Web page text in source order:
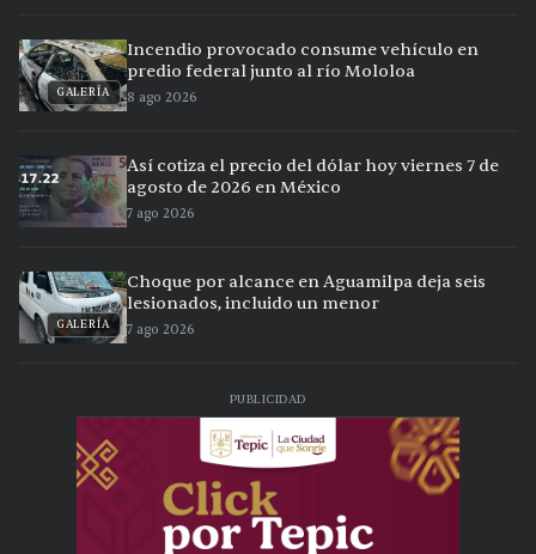
GALERÍA
Incendio provocado consume vehículo en
predio federal junto al río Mololoa
8 ago 2026
Así cotiza el precio del dólar hoy viernes 7 de
agosto de 2026 en México
7 ago 2026
GALERÍA
Choque por alcance en Aguamilpa deja seis
lesionados, incluido un menor
7 ago 2026
PUBLICIDAD